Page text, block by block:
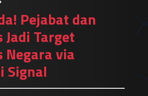
Pejabat dan
Target
Negara via
Signal